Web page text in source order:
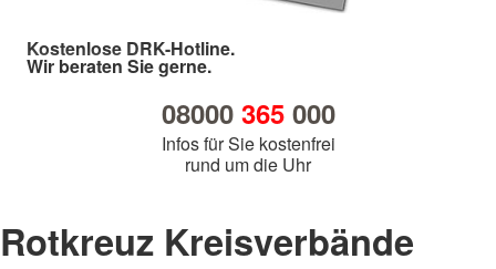
Kostenlose DRK-Hotline.
Wir beraten Sie gerne.
08000 365000
Infos für Sie kostenfrei
rund um die Uhr
Rotkreuz Kreisverbände